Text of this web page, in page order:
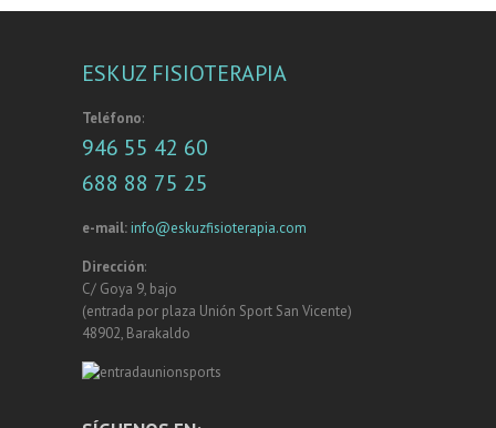
ESKUZ FISIOTERAPIA
Teléfono:
946 55 42 60
688 88 75 25
e-mail: info@eskuzfisioterapia.com
Dirección:
C/ Goya 9, bajo
(entrada por plaza Unión Sport San Vicente)
48902, Barakaldo